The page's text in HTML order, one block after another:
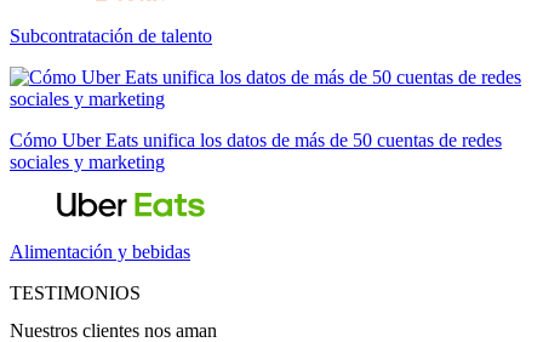
Subcontratación de talento
Cómo Uber Eats unifica los datos de más de 50 cuentas de redes
sociales y marketing
Alimentación y bebidas
TESTIMONIOS
Nuestros clientes nos aman